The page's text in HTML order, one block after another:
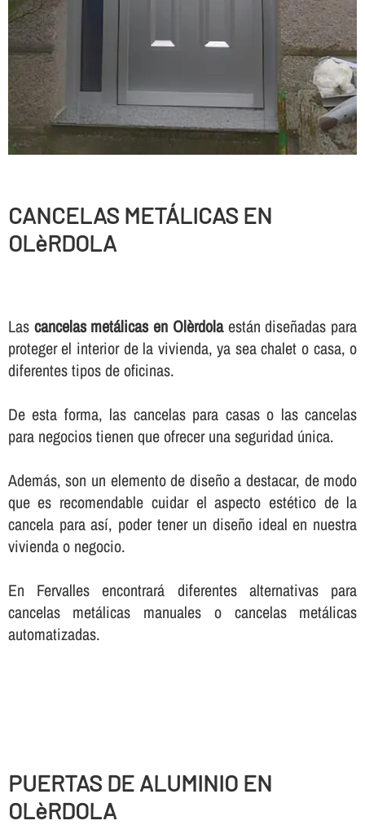
CANCELAS METÁLICAS EN
OLèRDOLA
Las cancelas metálicas en Olèrdolaestán diseñadas para
proteger el interior de la vivienda, ya sea chalet o casa, o
diferentes tipos de oficinas.
De esta forma, las cancelas para casas o las cancelas
para negocios tienen que ofrecer una seguridad única.
Además, son un elemento de diseño a destacar, de modo
que es recomendable cuidar el aspecto estético de la
cancela para así­, poder tener un diseño ideal en nuestra
vivienda o negocio.
En Fervalles encontrará diferentes alternativas para
cancelas metálicas manuales o cancelas metálicas
automatizadas.
PUERTAS DE ALUMINIO EN
OLèRDOLA